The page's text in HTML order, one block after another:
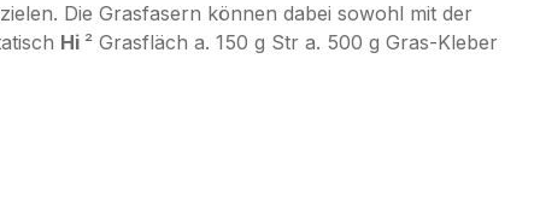
Die Grasfasern können dabei sowohl mit der
Hi ² Grasfläch a. 150 g Str a. 500 g Gras-Kleber